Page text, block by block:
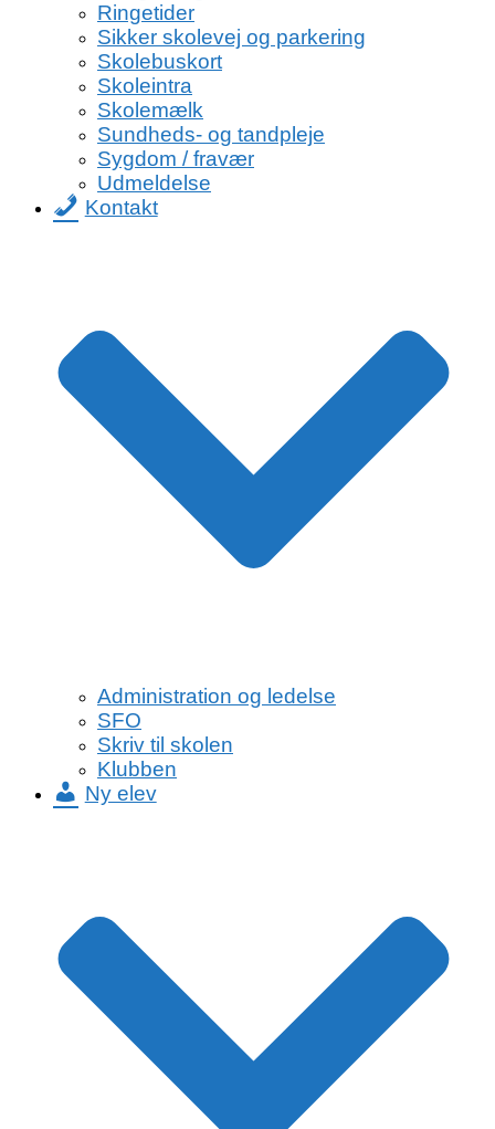
Ringetider
Sikker skolevej og parkering
Skolebuskort
Skoleintra
Skolemælk
Sundheds- og tandpleje
Sygdom / fravær
Udmeldelse
Kontakt
Administration og ledelse
SFO
Skriv til skolen
Klubben
Ny elev